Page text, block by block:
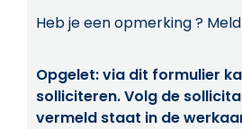
Heb je een opmerking ?
Opgelet: via dit formulier
solliciteren. Volg de
vermeld staat in de